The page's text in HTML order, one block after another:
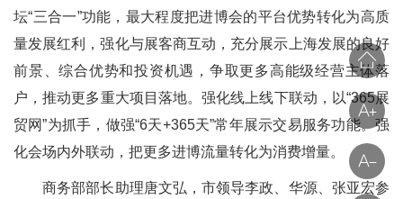
坛“三合一”功能，最大程度把进博会的平台优势转化为高质
量发展红利，强化与展客商互动，充分展示上海发展的良好
前景、综合优势和投资机遇，争取更多高能级经营主体落
户，推动更多重大项目落地。强化线上线下联动，以“365展
贸网”为抓手，做强“6天+365天”常年展示交易服务功能。强
化会场内外联动，把更多进博流量转化为消费增量。
商务部部长助理唐文弘，市领导李政、华源、张亚宏参